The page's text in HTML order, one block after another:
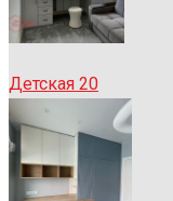
Детская 20